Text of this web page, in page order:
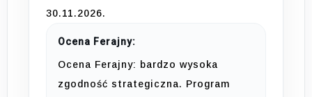
30.11.2026.
Ocena Ferajny:
Ocena Ferajny: bardzo wysoka
zgodność strategiczna. Program